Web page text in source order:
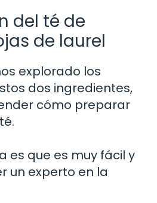
del té de
de laurel
explorado los
dos ingredientes,
cómo preparar
es que es muy fácil y
un experto en la